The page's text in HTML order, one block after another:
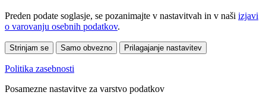
Preden podate soglasje, se pozanimajte v nastavitvah in v naši izjavi
o varovanju osebnih podatkov.
Strinjam se Samo obvezno Prilagajanje nastavitev
Politika zasebnosti
Posamezne nastavitve za varstvo podatkov